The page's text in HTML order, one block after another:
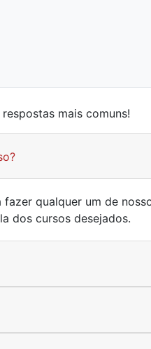
mais comuns!
qualquer um de
dos cursos desejados.